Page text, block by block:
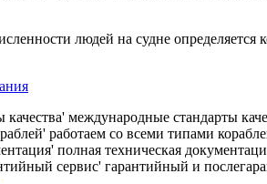
людей на судне
международные стандарты
работаем со всеми типами
полная техническая
гарантийный и